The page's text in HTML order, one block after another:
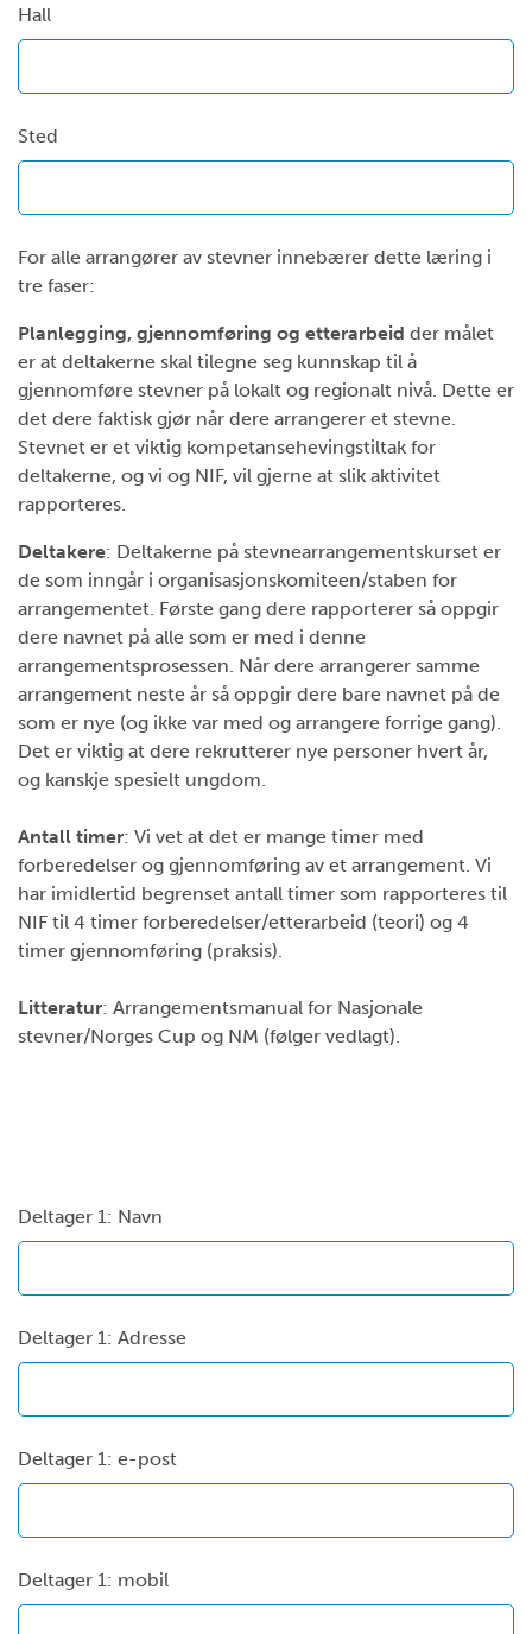
Hall
Sted
For alle arrangører av stevner innebærer dette læring i
tre faser:
Planlegging, gjennomføring og etterarbeid der målet
er at deltakerne skal tilegne seg kunnskap til å
gjennomføre stevner på lokalt og regionalt nivå. Dette er
det dere faktisk gjør når dere arrangerer et stevne.
Stevnet er et viktig kompetansehevingstiltak for
deltakerne, og vi og NIF, vil gjerne at slik aktivitet
rapporteres.
Deltakere: Deltakerne på stevnearrangementskurset er
de som inngår i organisasjonskomiteen/staben for
arrangementet. Første gang dere rapporterer så oppgir
dere navnet på alle som er med i denne
arrangementsprosessen. Når dere arrangerer samme
arrangement neste år så oppgir dere bare navnet på de
som er nye (og ikke var med og arrangere forrige gang).
Det er viktig at dere rekrutterer nye personer hvert år,
og kanskje spesielt ungdom.
Antall timer: Vi vet at det er mange timer med
forberedelser og gjennomføring av et arrangement. Vi
har imidlertid begrenset antall timer som rapporteres til
NIF til 4 timer forberedelser/etterarbeid (teori) og 4
timer gjennomføring (praksis).
Litteratur: Arrangementsmanual for Nasjonale
stevner/Norges Cup og NM (følger vedlagt).
Deltager 1: Navn
Deltager 1: Adresse
Deltager 1: e-post
Deltager 1: mobil